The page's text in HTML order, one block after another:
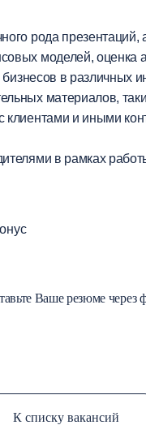
рода презентаций,
моделей, оценка
в различных
материалов,
и иными
в рамках
Ваше резюме через
К списку вакансий